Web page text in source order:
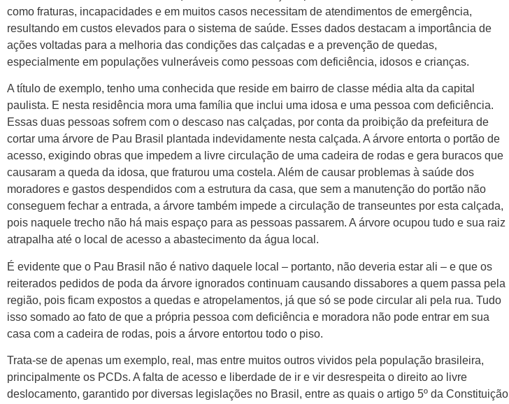
como fraturas, incapacidades e em muitos casos necessitam de atendimentos de emergência,
resultando em custos elevados para o sistema de saúde. Esses dados destacam a importância de
ações voltadas para a melhoria das condições das calçadas e a prevenção de quedas,
especialmente em populações vulneráveis como pessoas com deficiência, idosos e crianças.
A título de exemplo, tenho uma conhecida que reside em bairro de classe média alta da capital
paulista. E nesta residência mora uma família que inclui uma idosa e uma pessoa com deficiência.
Essas duas pessoas sofrem com o descaso nas calçadas, por conta da proibição da prefeitura de
cortar uma árvore de Pau Brasil plantada indevidamente nesta calçada. A árvore entorta o portão de
acesso, exigindo obras que impedem a livre circulação de uma cadeira de rodas e gera buracos que
causaram a queda da idosa, que fraturou uma costela. Além de causar problemas à saúde dos
moradores e gastos despendidos com a estrutura da casa, que sem a manutenção do portão não
conseguem fechar a entrada, a árvore também impede a circulação de transeuntes por esta calçada,
pois naquele trecho não há mais espaço para as pessoas passarem. A árvore ocupou tudo e sua raiz
atrapalha até o local de acesso a abastecimento da água local.
É evidente que o Pau Brasil não é nativo daquele local – portanto, não deveria estar ali – e que os
reiterados pedidos de poda da árvore ignorados continuam causando dissabores a quem passa pela
região, pois ficam expostos a quedas e atropelamentos, já que só se pode circular ali pela rua. Tudo
isso somado ao fato de que a própria pessoa com deficiência e moradora não pode entrar em sua
casa com a cadeira de rodas, pois a árvore entortou todo o piso.
Trata-se de apenas um exemplo, real, mas entre muitos outros vividos pela população brasileira,
principalmente os PCDs. A falta de acesso e liberdade de ir e vir desrespeita o direito ao livre
deslocamento, garantido por diversas legislações no Brasil, entre as quais o artigo 5º da Constituição